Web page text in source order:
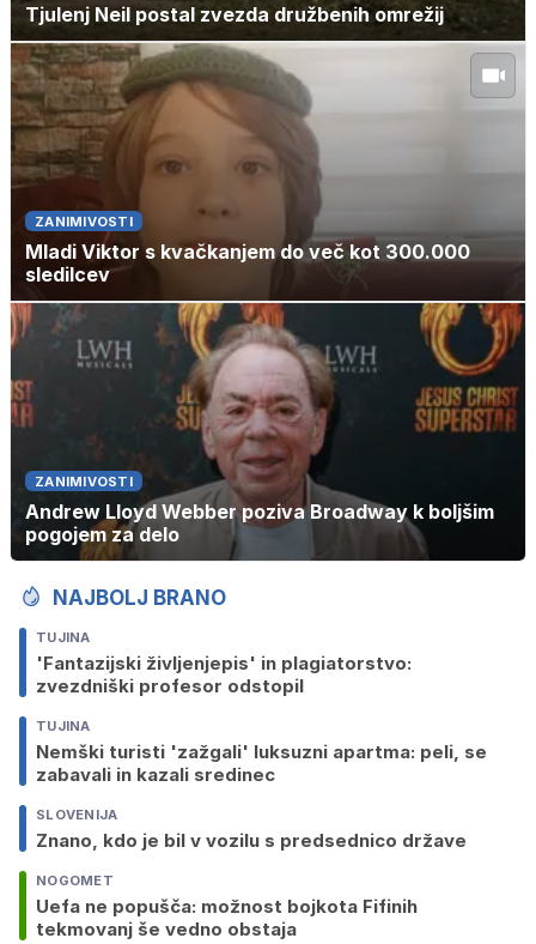
Tjulenj Neil postal zvezda družbenih omrežij
ZANIMIVOSTI
Mladi Viktor s kvačkanjem do več kot 300.000
sledilcev
ZANIMIVOSTI
Andrew Lloyd Webber poziva Broadway k boljšim
pogojem za delo
NAJBOLJ BRANO
TUJINA
'Fantazijski življenjepis' in plagiatorstvo:
zvezdniški profesor odstopil
TUJINA
Nemški turisti 'zažgali' luksuzni apartma: peli, se
zabavali in kazali sredinec
SLOVENIJA
Znano, kdo je bil v vozilu s predsednico države
NOGOMET
Uefa ne popušča: možnost bojkota Fifinih
tekmovanj še vedno obstaja